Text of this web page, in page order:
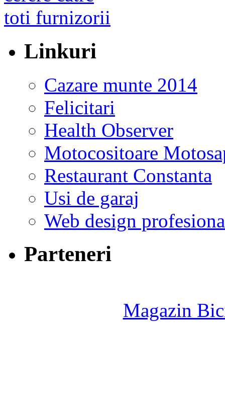
Linkuri
Cazare munte 2014
Felicitari
Health Observer
Motocositoare
Restaurant Constanta
Usi de garaj
Web design
Parteneri
Magazin